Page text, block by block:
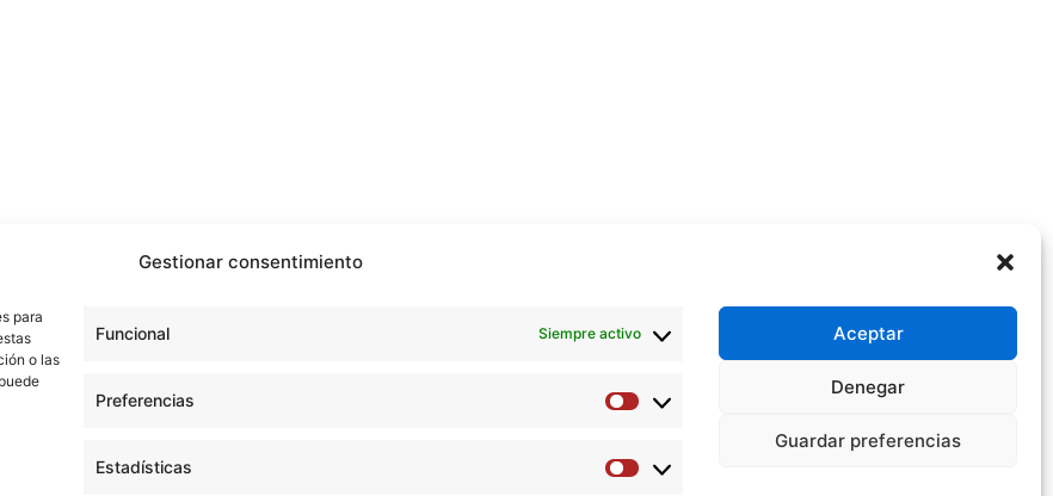
Gestionar consentimiento
para
o las
Funcional Siempre activo
Preferencias
Preferencias
Estadísticas
Estadísticas
Aceptar
Denegar
Guardar preferencias